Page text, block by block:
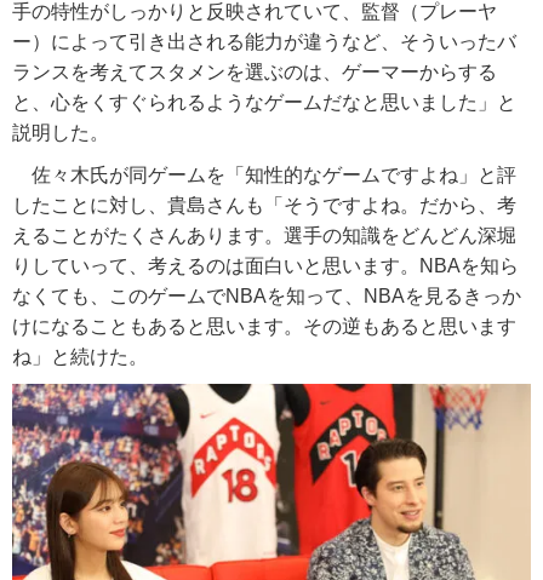
手の特性がしっかりと反映されていて、監督（プレーヤ
ー）によって引き出される能力が違うなど、そういったバ
ランスを考えてスタメンを選ぶのは、ゲーマーからする
と、心をくすぐられるようなゲームだなと思いました」と
説明した。
佐々木氏が同ゲームを「知性的なゲームですよね」と評
したことに対し、貴島さんも「そうですよね。だから、考
えることがたくさんあります。選手の知識をどんどん深堀
りしていって、考えるのは面白いと思います。NBAを知ら
なくても、このゲームでNBAを知って、NBAを見るきっか
けになることもあると思います。その逆もあると思います
ね」と続けた。